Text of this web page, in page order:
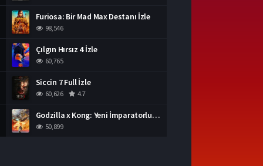
Furiosa: Bir Mad Max Destanı İzle
98,546
Çılgın Hırsız 4 İzle
60,765
Siccin 7 Full İzle
60,626 4.7
Godzilla x Kong: Yeni İmparatorluk İzle
50,899